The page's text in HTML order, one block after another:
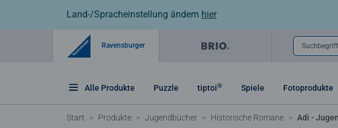
Land-/Spracheinstellung ändern hier
Ravensburger
Alle Produkte Puzzle tiptoi® Spiele Fotoprodukte
Start Produkte Jugendbücher Historische Romane Adi -